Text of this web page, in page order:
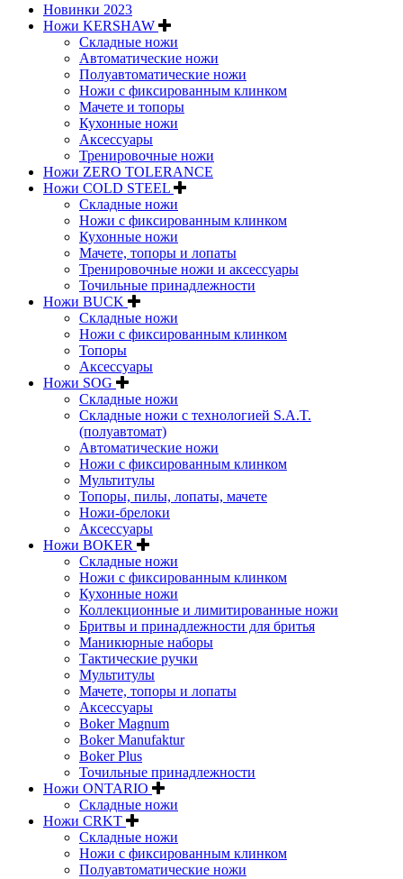
Новинки 2023
Ножи KERSHAW
Складные ножи
Автоматические ножи
Полуавтоматические ножи
Ножи с фиксированным клинком
Мачете и топоры
Кухонные ножи
Аксессуары
Тренировочные ножи
Ножи ZERO TOLERANCE
Ножи COLD STEEL
Складные ножи
Ножи с фиксированным клинком
Кухонные ножи
Мачете, топоры и лопаты
Тренировочные ножи и аксессуары
Точильные принадлежности
Ножи BUCK
Складные ножи
Ножи с фиксированным клинком
Топоры
Аксессуары
Ножи SOG
Складные ножи
Складные ножи с технологией S.A.T.
(полуавтомат)
Автоматические ножи
Ножи с фиксированным клинком
Мультитулы
Топоры, пилы, лопаты, мачете
Ножи-брелоки
Аксессуары
Ножи BOKER
Складные ножи
Ножи с фиксированным клинком
Кухонные ножи
Коллекционные и лимитированные ножи
Бритвы и принадлежности для бритья
Маникюрные наборы
Тактические ручки
Мультитулы
Мачете, топоры и лопаты
Аксессуары
Boker Magnum
Boker Manufaktur
Boker Plus
Точильные принадлежности
Ножи ONTARIO
Складные ножи
Ножи CRKT
Складные ножи
Ножи с фиксированным клинком
Полуавтоматические ножи